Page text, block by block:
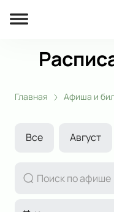
Главная Афиша и
Все Август